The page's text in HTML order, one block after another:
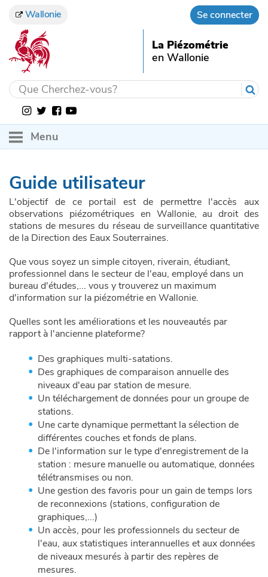
Wallonie Se connecter
La Piézométrie
en Wallonie
Menu
OBSERVATIONS
Niveau d'eau souterraine
EN SAVOIR PLUS
Surveillance quantitative des nappes en Wallonie
Notions de piézométrie
Interprétation des données piézométriques
Type de mesures piézométriques
SERVICES
Guide utilisateur
Télécharger des données
Inscription et demande d'accès spécifique
ACTUALITÉS
Guide utilisateur
L'objectif de ce portail est de permettre l'accès aux
observations piézométriques en Wallonie, au droit des
stations de mesures du réseau de surveillance quantitative
de la Direction des Eaux Souterraines.
Que vous soyez un simple citoyen, riverain, étudiant,
professionnel dans le secteur de l'eau, employé dans un
bureau d'études,... vous y trouverez un maximum
d'information sur la piézométrie en Wallonie.
Quelles sont les améliorations et les nouveautés par
rapport à l'ancienne plateforme?
Des graphiques multi-satations.
Des graphiques de comparaison annuelle des
niveaux d'eau par station de mesure.
Un téléchargement de données pour un groupe de
stations.
Une carte dynamique permettant la sélection de
différentes couches et fonds de plans.
De l'information sur le type d'enregistrement de la
station : mesure manuelle ou automatique, données
télétransmises ou non.
Une gestion des favoris pour un gain de temps lors
de reconnexions (stations, configuration de
graphiques,...)
Un accès, pour les professionnels du secteur de
l'eau, aux statistiques interannuelles et aux données
de niveaux mesurés à partir des repères de
mesures.